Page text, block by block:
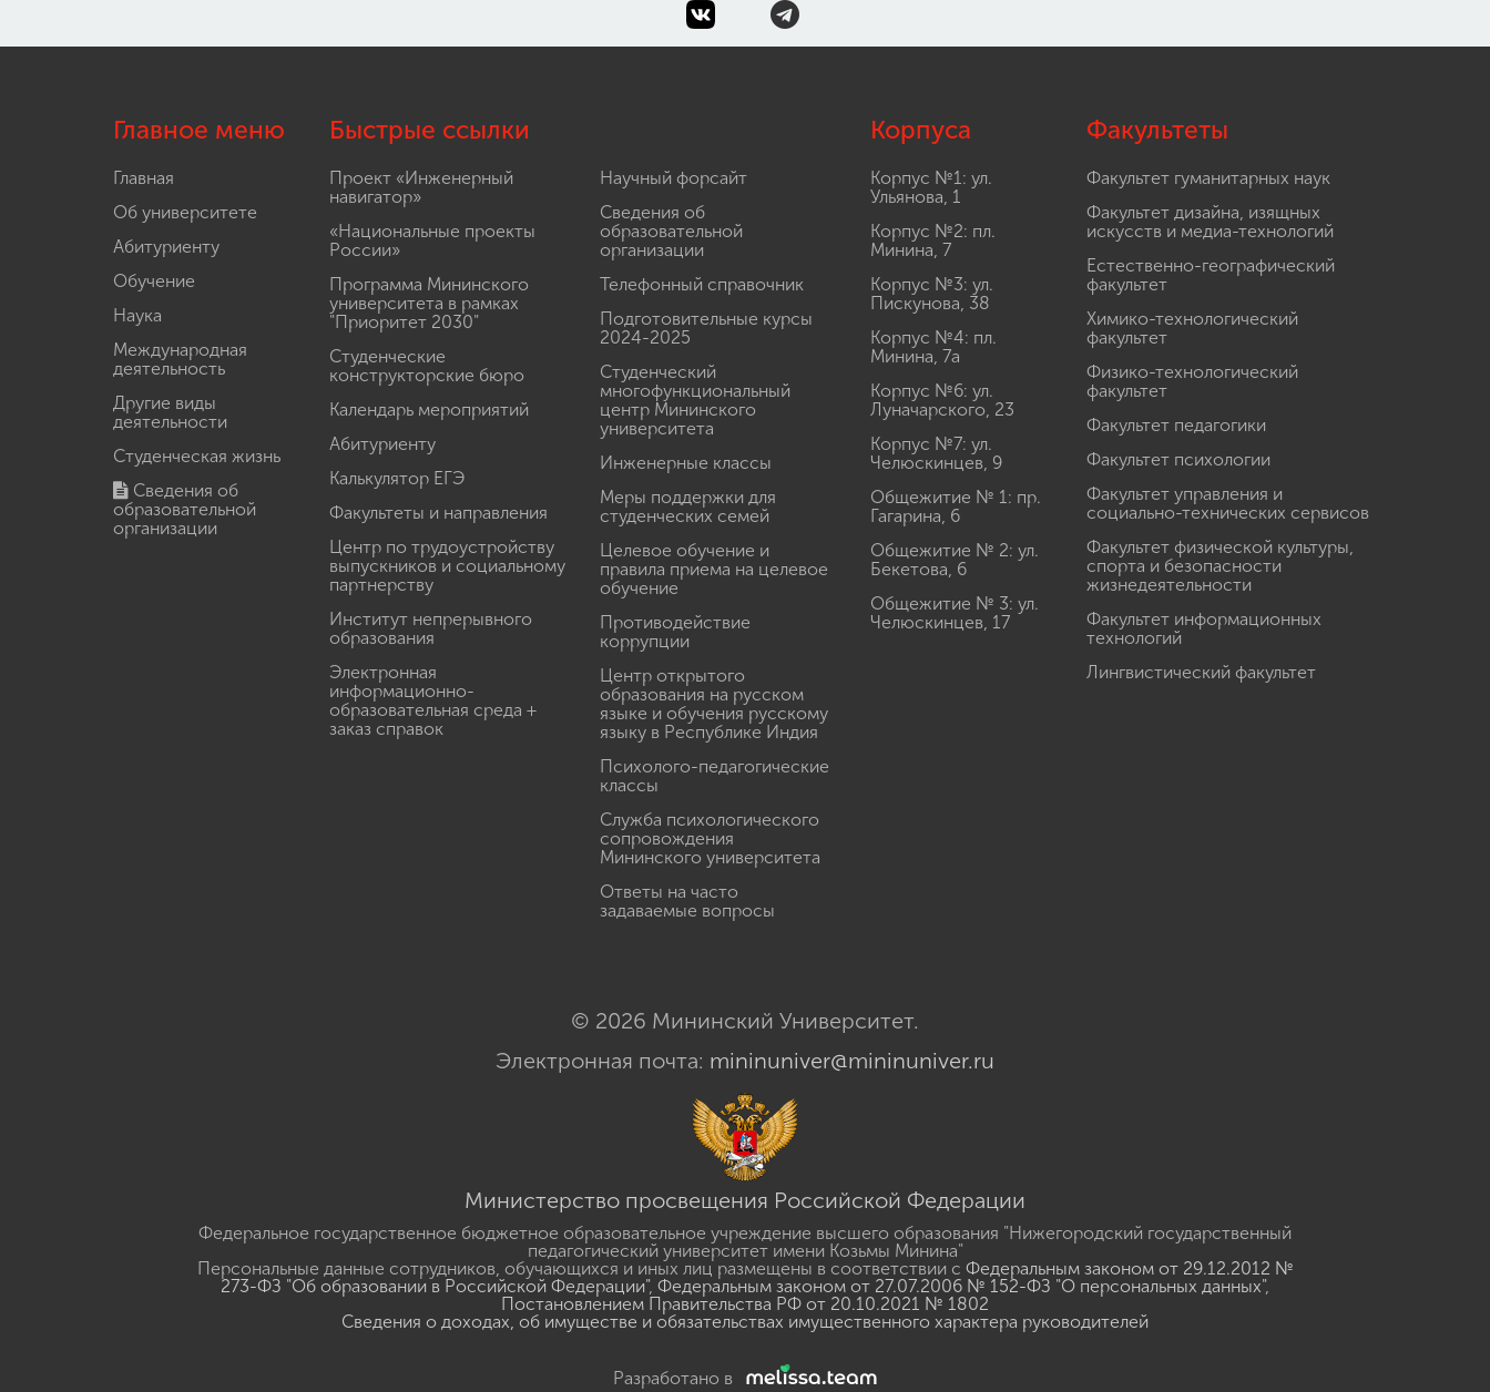
Главное меню
Главная
Об университете
Абитуриенту
Обучение
Наука
Международная
деятельность
Другие виды
деятельности
Студенческая жизнь
Сведения об
образовательной
организации
Быстрые ссылки
Проект «Инженерный
навигатор»
«Национальные проекты
России»
Программа Мининского
университета в рамках
"Приоритет 2030"
Студенческие
конструкторские бюро
Календарь мероприятий
Абитуриенту
Калькулятор ЕГЭ
Факультеты и направления
Центр по трудоустройству
выпускников и социальному
партнерству
Институт непрерывного
образования
Электронная
информационно-
образовательная среда +
заказ справок
Научный форсайт
Сведения об
образовательной
организации
Телефонный справочник
Подготовительные курсы
2024-2025
Студенческий
многофункциональный
центр Мининского
университета
Инженерные классы
Меры поддержки для
студенческих семей
Целевое обучение и
правила приема на целевое
обучение
Противодействие
коррупции
Центр открытого
образования на русском
языке и обучения русскому
языку в Республике Индия
Психолого-педагогические
классы
Служба психологического
сопровождения
Мининского университета
Ответы на часто
задаваемые вопросы
Корпуса
Корпус №1: ул.
Ульянова, 1
Корпус №2: пл.
Минина, 7
Корпус №3: ул.
Пискунова, 38
Корпус №4: пл.
Минина, 7а
Корпус №6: ул.
Луначарского, 23
Корпус №7: ул.
Челюскинцев, 9
Общежитие № 1: пр.
Гагарина, 6
Общежитие № 2: ул.
Бекетова, 6
Общежитие № 3: ул.
Челюскинцев, 17
Факультеты
Факультет гуманитарных наук
Факультет дизайна, изящных
искусств и медиа-технологий
Естественно-географический
факультет
Химико-технологический
факультет
Физико-технологический
факультет
Факультет педагогики
Факультет психологии
Факультет управления и
социально-технических сервисов
Факультет физической культуры,
спорта и безопасности
жизнедеятельности
Факультет информационных
технологий
Лингвистический факультет
© 2026 Мининский Университет.
Электронная почта: mininuniver@mininuniver.ru
Министерство просвещения Российской Федерации
Федеральное государственное бюджетное образовательное учреждение высшего образования "Нижегородский государственный
педагогический университет имени Козьмы Минина"
Персональные данные сотрудников, обучающихся и иных лиц размещены в соответствии с Федеральным законом от 29.12.2012 №
273-ФЗ "Об образовании в Российской Федерации", Федеральным законом от 27.07.2006 № 152-ФЗ "О персональных данных",
Постановлением Правительства РФ от 20.10.2021 № 1802
Сведения о доходах, об имуществе и обязательствах имущественного характера руководителей
Разработано в